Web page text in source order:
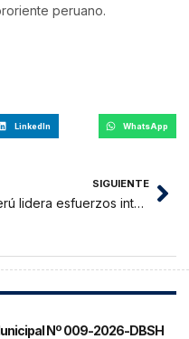
peruano.
LinkedIn WhatsApp
SIGUIENTE
Perú lidera esfuerzos internacionales para proteger la biodiversidad marina en alta mar
Nº 009-2026-DBSH